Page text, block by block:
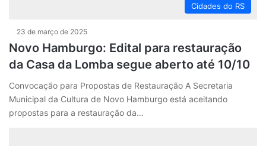
Cidades do RS
23 de março de 2025
Novo Hamburgo: Edital para restauração
da Casa da Lomba segue aberto até 10/10
Convocação para Propostas de Restauração A Secretaria
Municipal da Cultura de Novo Hamburgo está aceitando
propostas para a restauração da…